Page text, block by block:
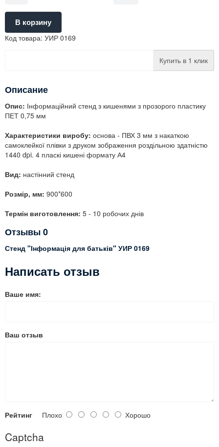
В корзину
Код товара: УИР 0169
Купить в 1 клик
Описание
Опис: Інформаційний стенд з кишенями з прозорого пластику
ПЕТ 0,75 мм
Характеристики виробу: основа - ПВХ 3 мм з накаткою
самоклейкої плівки з друком зображення роздільною здатністю
1440 dpi. 4 пласкі кишені формату А4
Вид: настінний стенд
Розмір, мм: 900*600
Термін виготовлення: 5 - 10 робочих днів
Отзывы0
Стенд "Інформація для батьків" УИР 0169
Написать отзыв
Ваше имя:
Ваш отзыв
Рейтинг Плохо Хорошо
Captcha